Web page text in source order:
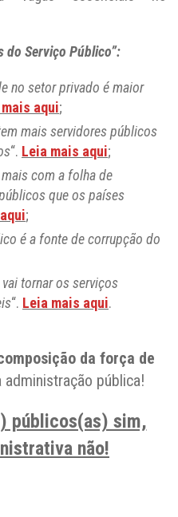
do Serviço Público”:
no setor privado é maior
aqui;
mais servidores públicos
“. Leia mais aqui;
com a folha de
que os países
;
é a fonte de corrupção do
tornar os serviços
“. Leia mais aqui.
da força de
administração pública!
públicos(as) sim,
não!